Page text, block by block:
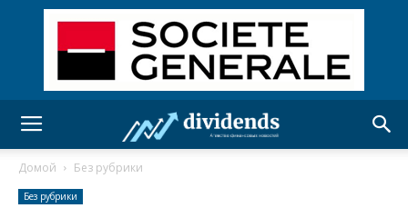
Домой Без рубрики
Без рубрики